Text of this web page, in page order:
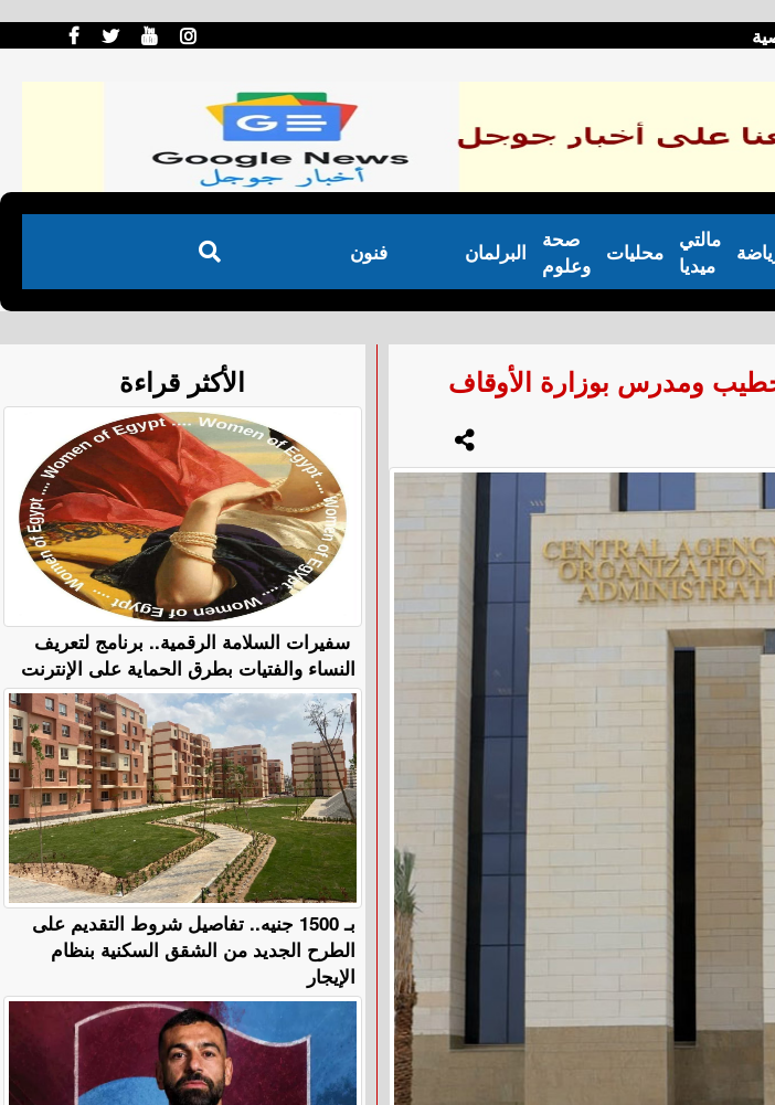
فنون البرلمان
صحة
وعلوم
محليات
مالتي
ميديا
الأكثر قراءة
سفيرات السلامة الرقمية.. برنامج لتعريف
النساء والفتيات بطرق الحماية على الإنترنت
بـ 1500 جنيه.. تفاصيل شروط التقديم على
الطرح الجديد من الشقق السكنية بنظام
الإيجار